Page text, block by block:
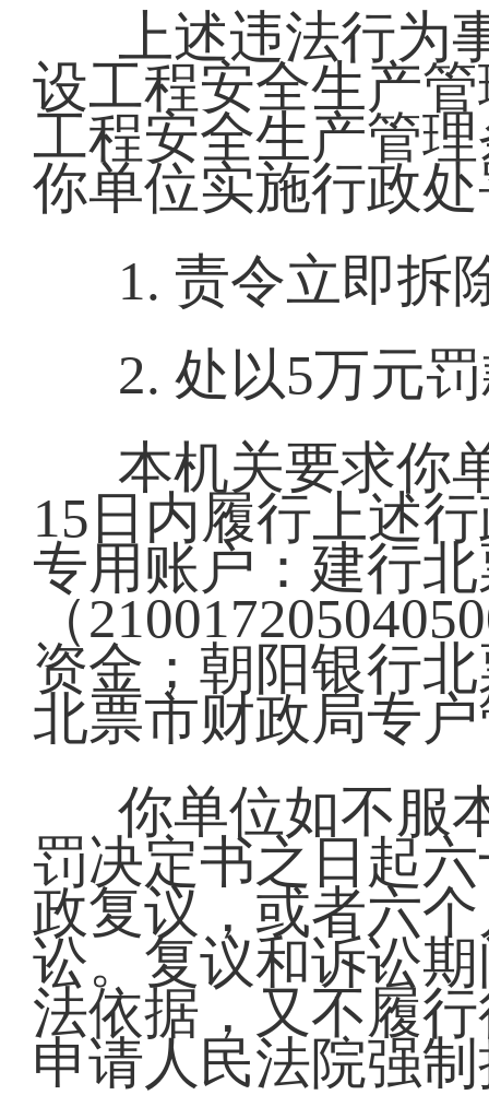
上述违法行为
设工程安全生产
工程安全生产管
你单位实施行政
1. 责令立即拆
2. 处以5万元
本机关要求你
15日内履行上述
专用账户：建行
（
资金；朝阳银行北
北票市财政局专
你单位如不服
罚决定书之日起
政复议，或者六
讼。复议和诉讼
法依据，又不履
申请人民法院强